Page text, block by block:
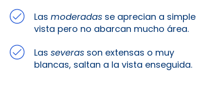
Las moderadas se aprecian a simple
vista pero no abarcan mucho área.
Las severas son extensas o muy
blancas, saltan a la vista enseguida.